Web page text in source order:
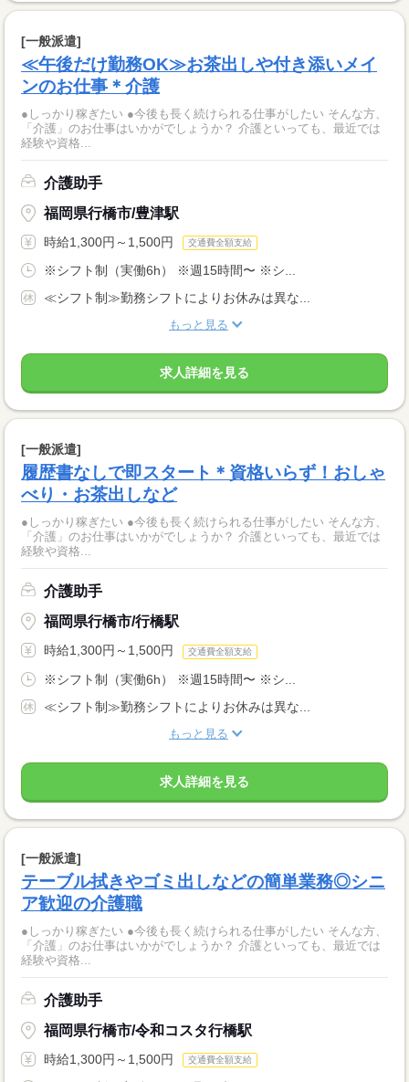
[一般派遣]
≪午後だけ勤務OK≫お茶出しや付き添いメイ
ンのお仕事＊介護
●しっかり稼ぎたい ●今後も長く続けられる仕事がしたい そんな方、
「介護」のお仕事はいかがでしょうか？ 介護といっても、最近では
経験や資格...
介護助手
福岡県行橋市/豊津駅
時給1,300円～1,500円 交通費全額支給
※シフト制（実働6h） ※週15時間〜 ※シ...
≪シフト制≫勤務シフトによりお休みは異な...
もっと見る
求人詳細を見る
[一般派遣]
履歴書なしで即スタート＊資格いらず！おしゃ
べり・お茶出しなど
●しっかり稼ぎたい ●今後も長く続けられる仕事がしたい そんな方、
「介護」のお仕事はいかがでしょうか？ 介護といっても、最近では
経験や資格...
介護助手
福岡県行橋市/行橋駅
時給1,300円～1,500円 交通費全額支給
※シフト制（実働6h） ※週15時間〜 ※シ...
≪シフト制≫勤務シフトによりお休みは異な...
もっと見る
求人詳細を見る
[一般派遣]
テーブル拭きやゴミ出しなどの簡単業務◎シニ
ア歓迎の介護職
●しっかり稼ぎたい ●今後も長く続けられる仕事がしたい そんな方、
「介護」のお仕事はいかがでしょうか？ 介護といっても、最近では
経験や資格...
介護助手
福岡県行橋市/令和コスタ行橋駅
時給1,300円～1,500円 交通費全額支給